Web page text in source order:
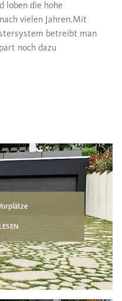
loben die hohe
vielen Jahren.Mit
betreibt man
noch dazu